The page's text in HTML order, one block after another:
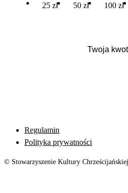
25 zł 50 zł 100 zł
Regulamin
Polityka prywatności
© Stowarzyszenie Kultury